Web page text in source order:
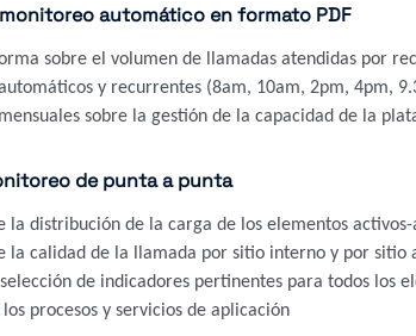
automático en formato PDF
sobre el volumen de llamadas atendidas por
y recurrentes (8am, 10am, 2pm, 4pm,
sobre la gestión de la capacidad de la
de punta a punta
la distribución de la carga de los elementos activos-
la calidad de la llamada por sitio interno y por sitio
de indicadores pertinentes para todos los
los procesos y servicios de aplicación